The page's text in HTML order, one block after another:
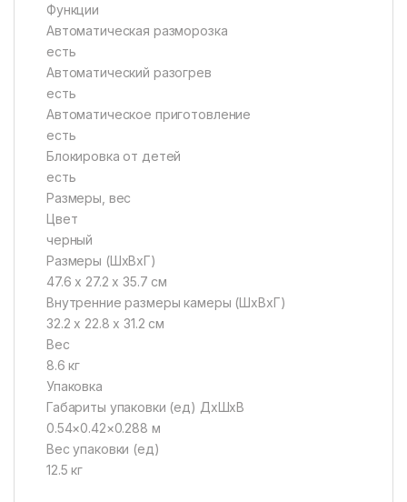
Функции
Автоматическая разморозка
есть
Автоматический разогрев
есть
Автоматическое приготовление
есть
Блокировка от детей
есть
Размеры, вес
Цвет
черный
Размеры (ШхВхГ)
47.6 х 27.2 х 35.7 см
Внутренние размеры камеры (ШхВхГ)
32.2 х 22.8 х 31.2 см
Вес
8.6 кг
Упаковка
Габариты упаковки (ед) ДхШхВ
0.54×0.42×0.288 м
Вес упаковки (ед)
12.5 кг